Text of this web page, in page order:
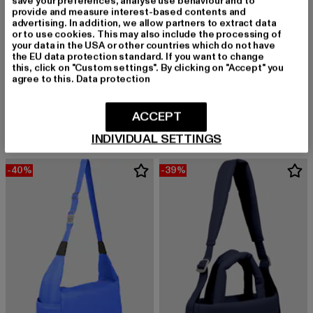
STUDIO BERLIN
Derzeitiger Preis: 28,00 EURAktionspreis: 69,99 EUR
MITTE MINI
42,69 EUR
Derzeitiger Preis: 42,69 EUR
-40% -39%
provide and measure interest-based contents and
advertising. In addition, we allow partners to extract data
or to use cookies. This may also include the processing of
your data in the USA or other countries which do not have
the EU data protection standard. If you want to change
this, click on "Custom settings". By clicking on "Accept" you
agree to this. Data protection
INDIVIDUAL SETTINGS
ACCEPT